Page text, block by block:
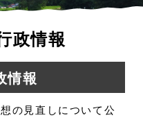
政情報
情報
の見直しについて公